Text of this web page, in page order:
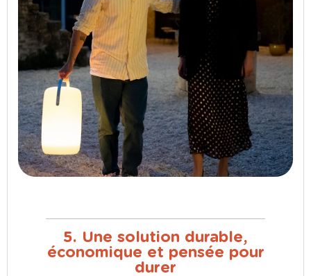
5. Une solution durable,
économique et pensée pour
durer